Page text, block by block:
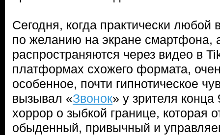
Сегодня, когда практически любой
по желанию на экране смартфона,
распространяются через видео в
платформах схожего формата,
особенное, почти гипнотическое
вызывал «Звонок» у зрителя
хоррор о зыбкой границе, которая
обыденный, привычный и